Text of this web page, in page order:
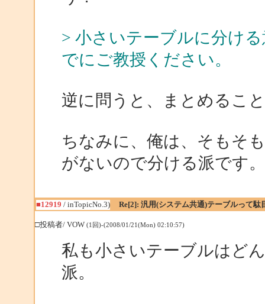
> 小さいテーブルに分け
でにご教授ください。
逆に問うと、まとめるこ
ちなみに、俺は、そもそ
がないので分ける派です。
■12919 / inTopicNo.3) Re[2]: 汎用(システム共通)テーブルって駄
□投稿者/ VOW (1回)-(2008/01/21(Mon) 02:10:57)
私も小さいテーブルはど
派。